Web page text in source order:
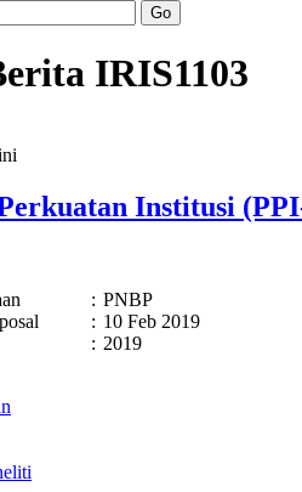
Go
IRIS1103
Institusi
: PNBP
: 10 Feb 2019
: 2019